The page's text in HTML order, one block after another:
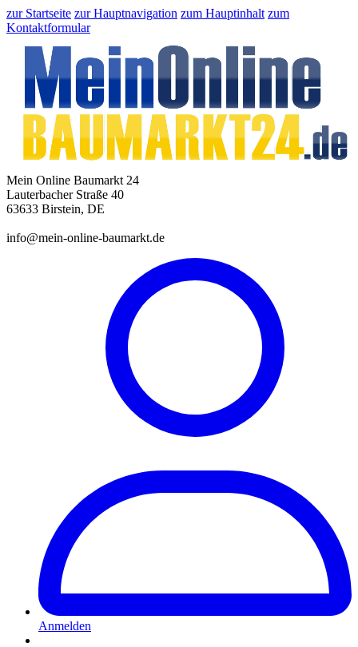
zur Startseite zur Hauptnavigation zum Hauptinhalt zum
Kontaktformular
Mein Online Baumarkt 24
Lauterbacher Straße 40
63633 Birstein, DE
info@mein-online-baumarkt.de
Anmelden